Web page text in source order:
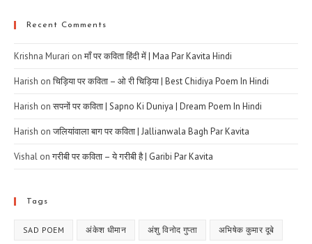
Recent Comments
Krishna Murari onमाँ पर कविता हिंदी में | Maa Par Kavita Hindi
Harish onचिड़िया पर कविता – ओ री चिड़िया | Best Chidiya Poem In Hindi
Harish onसपनों पर कविता | Sapno Ki Duniya | Dream Poem In Hindi
Harish onजलियांवाला बाग पर कविता | Jallianwala Bagh Par Kavita
Vishal onगरीबी पर कविता – ये गरीबी है | Garibi Par Kavita
Tags
SAD POEM अंकेश धीमान अंशु विनोद गुप्ता अभिषेक कुमार दूबे